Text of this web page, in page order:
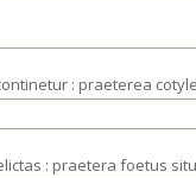
: praeterea
: praetera foetus